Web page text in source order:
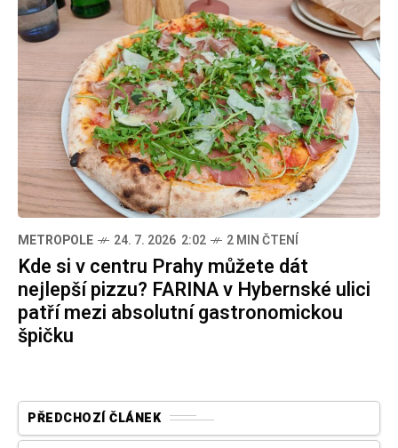
METROPOLE 24. 7. 2026 2:02 2 MIN ČTENÍ
Kde si v centru Prahy můžete dát
nejlepší pizzu? FARINA v Hybernské ulici
patří mezi absolutní gastronomickou
špičku
PŘEDCHOZÍ ČLÁNEK